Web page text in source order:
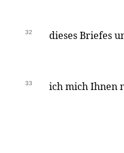
32 dieses Briefes
33 ich mich Ihnen